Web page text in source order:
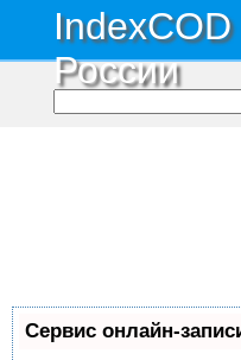
России
Сервис онлайн-